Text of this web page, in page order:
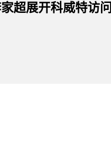
超展开科威特访问